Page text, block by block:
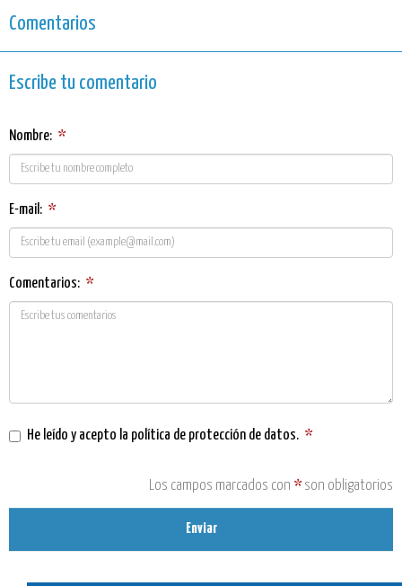
Comentarios
Escribe tu comentario
Nombre: *
E-mail: *
Comentarios: *
He leído y acepto la política de protección de datos. *
Los campos marcados con * son obligatorios
Enviar